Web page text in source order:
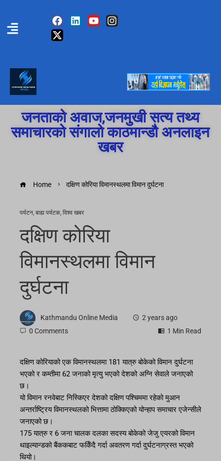
जनताको अवाज,जनमुखी सत्य तथ्य
समाचारको संगालो काठमान्डौ अनलाइन
खबर
Home दक्षिण कोरिया विमानस्थलमा विमान दुर्घटना
पर्यटन, बाह्य पर्यटक, विश्व खबर
दक्षिण कोरिया
विमानस्थलमा विमान
दुर्घटना
Kathmandu Online Media
2 years ago
0 Comments
1 Min Read
दक्षिण कोरियाको एक विमानस्थलमा 181 यात्रु बोकेको विमान दुर्घटना
भएको र कम्तीमा 62 जनाको मृत्यु भएको देशको अग्नि सेवाले जनाएको
छ।
यो विमान रनवेबाट निस्किएर देशको दक्षिण पश्चिममा रहेको मुआन
अन्तर्राष्ट्रिय विमानस्थलको भित्तामा ठोक्किएको योन्हाप समाचार एजेन्सीले
जनाएको छ।
175 यात्रु र 6 जना चालक दलका सदस्य बोकेको जेजु एयरको विमान
थाइल्यान्डको बैंककबाट फर्किँदै गर्दा अवतरण गर्दा दुर्घटनाग्रस्त भएको
थियो।